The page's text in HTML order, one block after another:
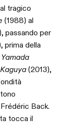
tragico
(1988) al
passando per
prima della
(2013),
Back.
tocca il